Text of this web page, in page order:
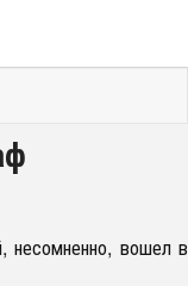
несомненно, вошел в